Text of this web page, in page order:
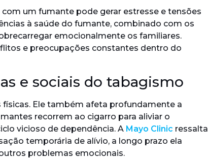
um fumante pode gerar estresse e tensões
à saúde do fumante, combinado com os
emocionalmente os familiares.
e preocupações constantes dentro do
e sociais do tabagismo
Ele também afeta profundamente a
recorrem ao cigarro para aliviar o
vicioso de dependência. A Mayo Clinic ressalta
temporária de alívio, a longo prazo ela
problemas emocionais.